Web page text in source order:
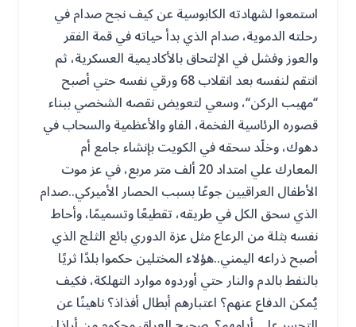
استمعوا لشهادته الكابوسية عن كيف نجح صدام في
رحلته الدموية، صدام الذي بدأ حياته في قمة الفقر
والعوز وفشل في الإلتحاق بالأكاديمية العسكرية، ثم
انتقم لنفسه بعد انقلاب 68 ورقي نفسه حتي أصبح
‘‘مهيب الركن‘‘، وسعي لتعويض نقصه الشخصي ببناء
قصوره الرئاسية الفخمة، الفاو والأعظمية والسحاب في
دهوك، وخلّد سحقه في الكويت بإنشاء جامع أم
المعارك علي امتداد 20 ألف متر مربع، في عز موت
الأطفال العراقيين جوعًا بسبب الحصار الأميركي..صدام
الذي سحق الكل في طريقه، تقطيعًا وتسميمًا، وأحاط
نفسه بثلة من الرعاع مثل عزة الدوري بائع الثلج الذي
أصبح ذراعه اليمني..هؤلاء المختلين حكموا بلدًا ثريًا
بالنفط بالدم والنار حتي أوردوه موارد التهلكة، فكيف
يُمكن الدفاع عنهم؟ اعتبارهم أبطال أفذاذ؟ ناهينًا عن